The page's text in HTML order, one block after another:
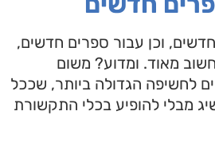
וכן עבור ספרים חדשים,
מאוד. ומדוע? משום
לחשיפה הגדולה ביותר, שככל
מבלי להופיע בכלי התקשורת